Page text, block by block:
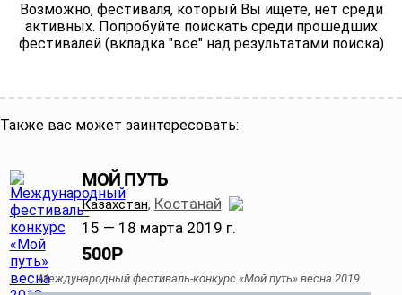
Возможно, фестиваля, который Вы ищете, нет среди
активных. Попробуйте поискать среди прошедших
фестивалей (вкладка "все" над результатами поиска)
Также вас может заинтересовать:
МОЙ ПУТЬ
Казахстан, Костанай
15 — 18 марта 2019 г.
500Р
Международный фестиваль-конкурс «Мой путь» весна 2019